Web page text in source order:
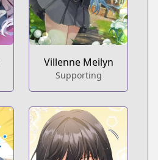
Villenne Meilyn
Supporting